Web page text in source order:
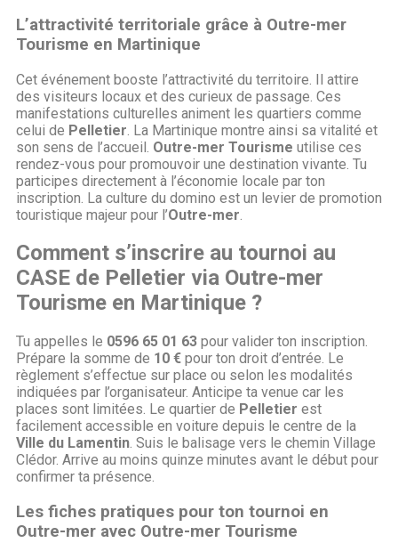
L’attractivité territoriale grâce à Outre-mer
Tourisme en Martinique
Cet événement booste l’attractivité du territoire. Il attire
des visiteurs locaux et des curieux de passage. Ces
manifestations culturelles animent les quartiers comme
celui de Pelletier . La Martinique montre ainsi sa vitalité et
son sens de l’accueil. Outre-mer Tourisme utilise ces
rendez-vous pour promouvoir une destination vivante. Tu
participes directement à l’économie locale par ton
inscription. La culture du domino est un levier de promotion
touristique majeur pour l’Outre-mer
Comment s’inscrire au tournoi au
CASE de Pelletier via Outre-mer
Tourisme en Martinique ?
Tu appelles le 0596 65 01 63 pour valider ton inscription.
Prépare la somme de 10 € pour ton droit d’entrée. Le
règlement s’effectue sur place ou selon les modalités
indiquées par l’organisateur. Anticipe ta venue car les
places sont limitées. Le quartier de Pelletier est
facilement accessible en voiture depuis le centre de la
Ville du Lamentin. Suis le balisage vers le chemin Village
Clédor. Arrive au moins quinze minutes avant le début pour
confirmer ta présence.
Les fiches pratiques pour ton tournoi en
Outre-mer avec Outre-mer Tourisme